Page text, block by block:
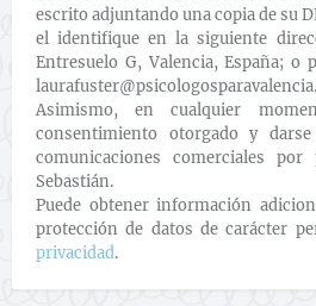
escrito adjuntando una copia de su
el identifique en la siguiente
Entresuelo G, Valencia, España; o
Asimismo, en cualquier
consentimiento otorgado y
comunicaciones comerciales
Sebastián.
Puede obtener información
protección de datos de carácter
privacidad.